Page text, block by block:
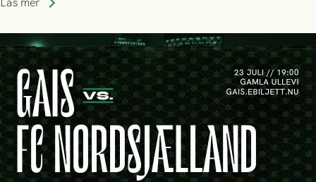
seger! Matchfoto: Mikael Josefsson & Lasse Ekström